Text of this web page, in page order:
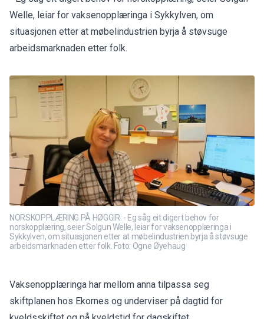
Welle, leiar for vaksenopplæringa i Sykkylven, om
situasjonen etter at møbelindustrien byrja å støvsuge
arbeidsmarknaden etter folk.
NORSKOPPLÆRING PÅ HØGGIR: - Eg såg eit digert behov for
norskopplæring, seier Solgun Welle, leiar for vaksenopplæringa i
Sykkylven, om situasjonen etter at møbelindustrien byrja å støvsuge
arbeidsmarknaden etter folk. Foto: Ogne Øyehaug
Vaksenopplæringa har mellom anna tilpassa seg
skiftplanen hos Ekornes og underviser på dagtid for